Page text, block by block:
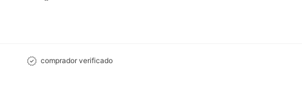
comprador verificado